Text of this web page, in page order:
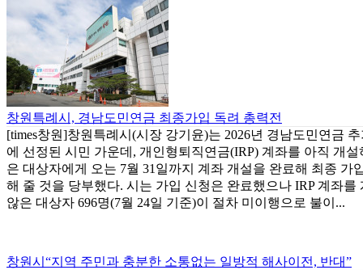
창원특례시, 경남도민연금 최종가입 독려 총력전
[times창원]창원특례시(시장 강기윤)는 2026년 경남도민연금
에 선정된 시민 가운데, 개인형퇴직연금(IRP) 계좌를 아직 개설
은 대상자에게 오는 7월 31일까지 계좌 개설을 완료해 최종 가
해 줄 것을 당부했다. 시는 가입 신청은 완료했으나 IRP 계좌를
않은 대상자 696명(7월 24일 기준)이 절차 미이행으로 불이...
창원시“지역 주민과 충분한 소통없는 일방적 해사이전, 반대”